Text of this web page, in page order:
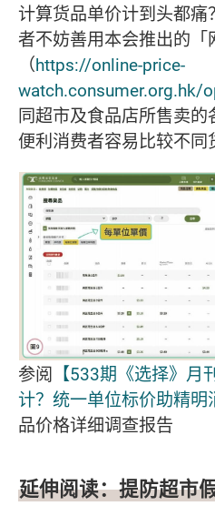
计算货品单价计到头都
者不妨善用本会推出的
（https://online-price-
watch.consumer.org.hk/
同超市及食品店所售卖的
便利消费者容易比较不同
参阅 【533期《选择》
计？统一单位标价助精明
品价格详细调查报告
延伸阅读：提防超市